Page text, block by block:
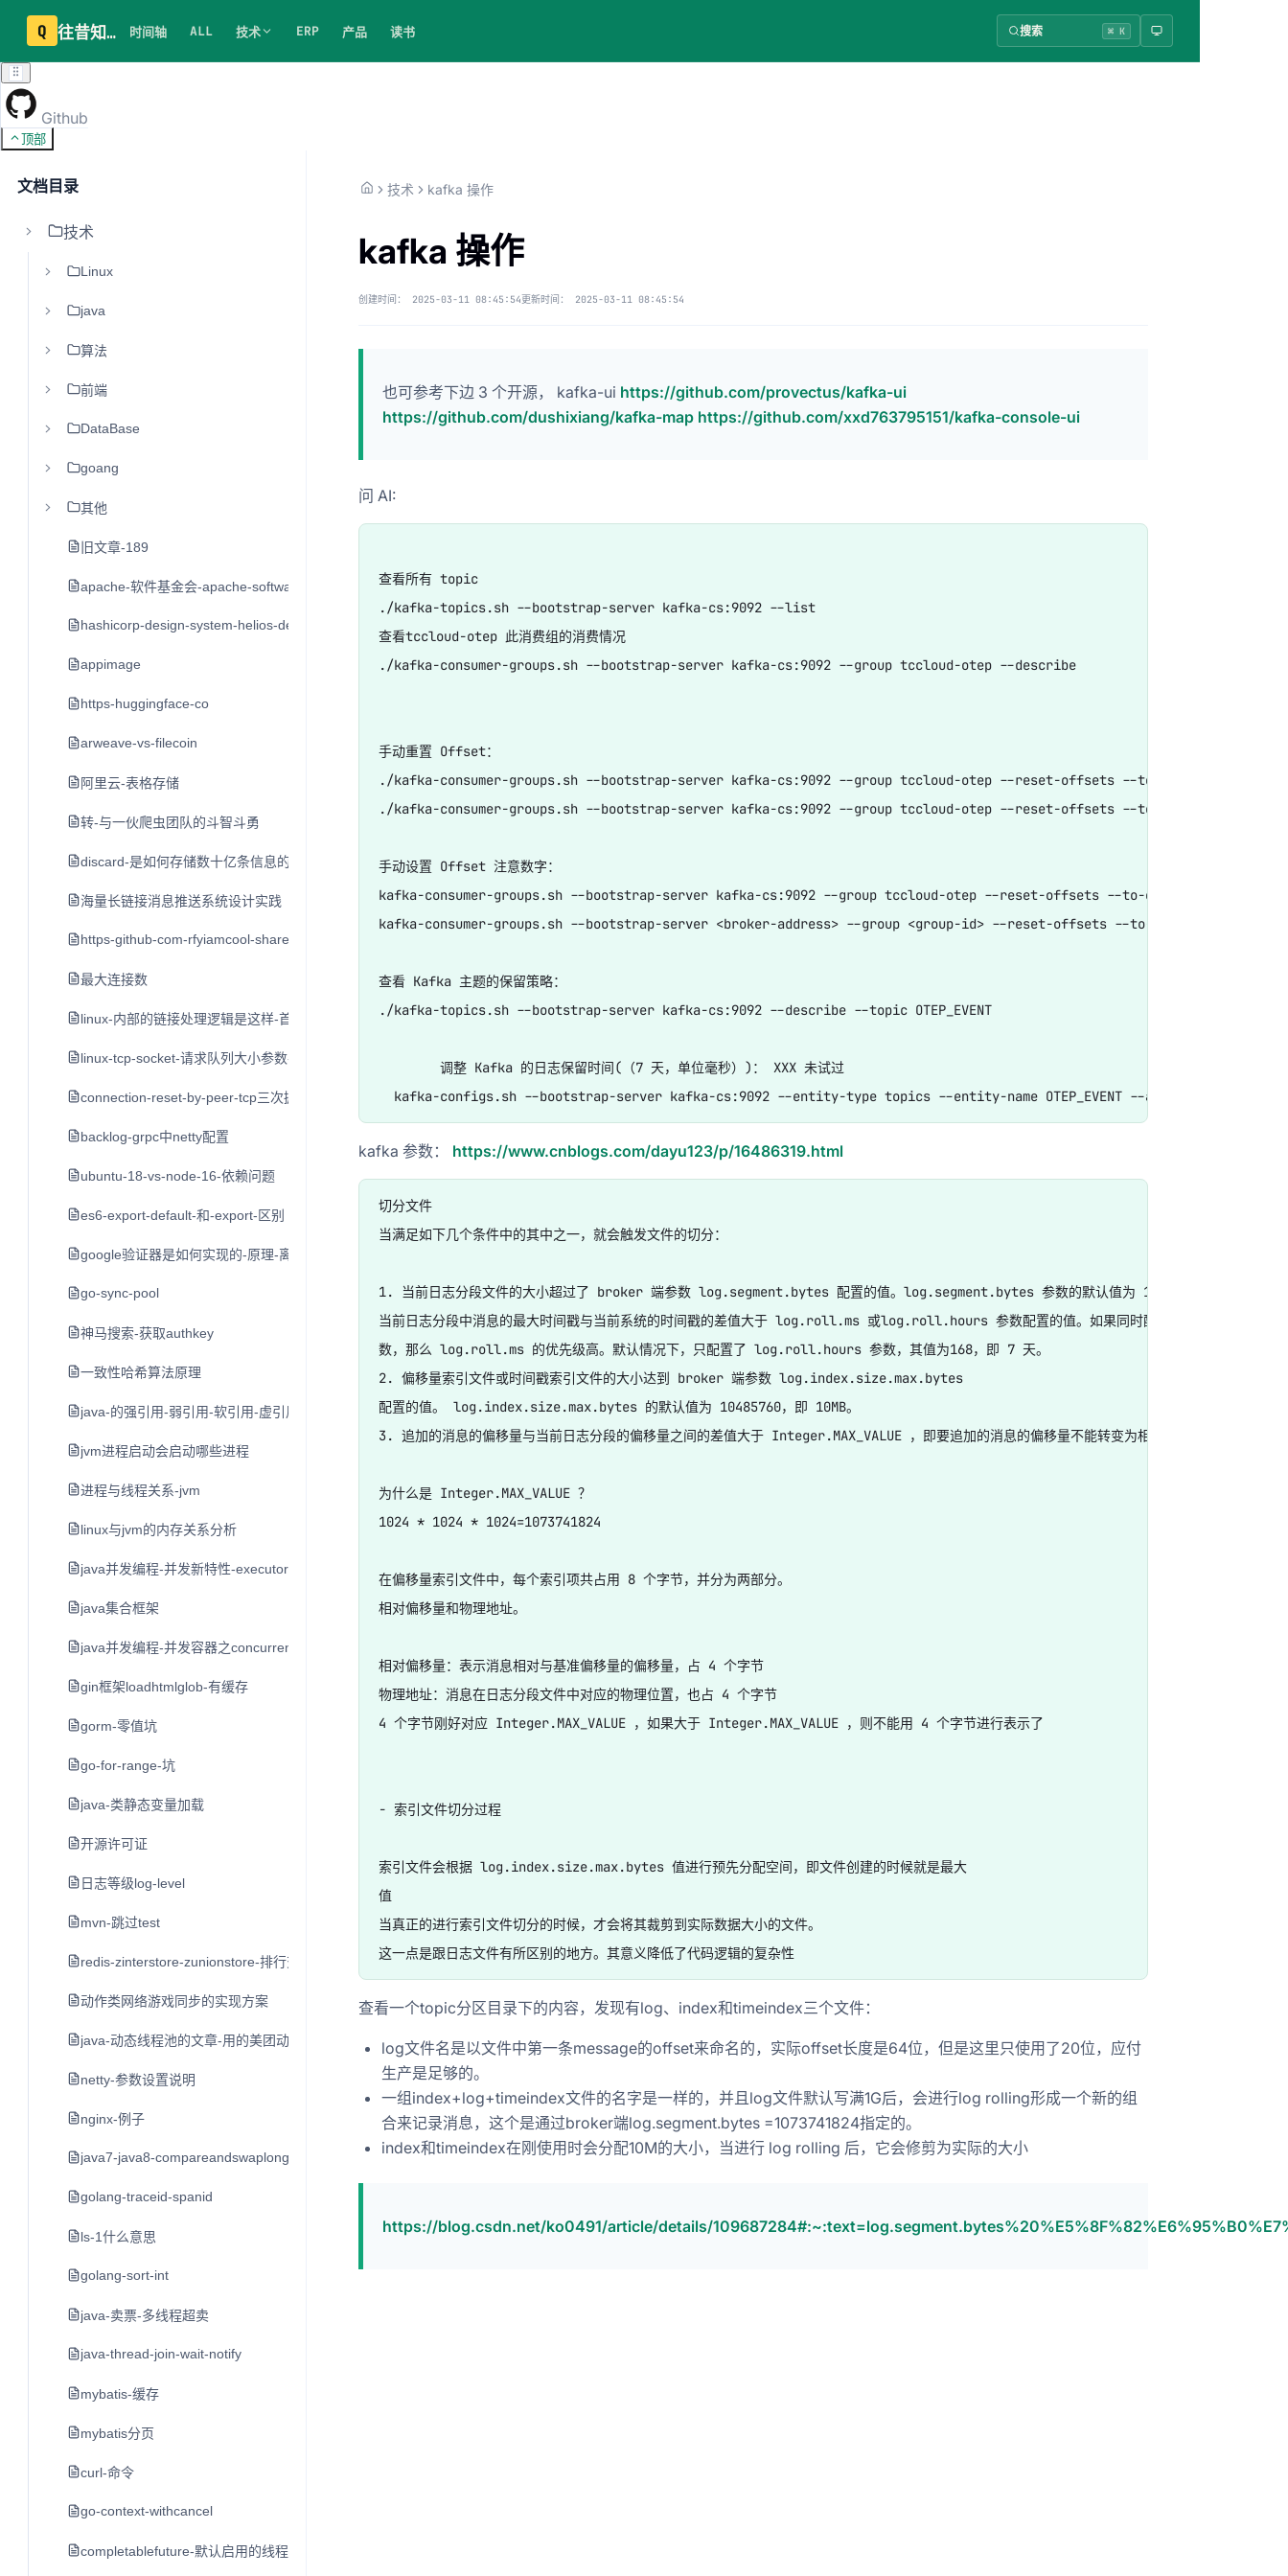
Q 往昔知识库 时间轴 ALL 技术 ERP 产品 读书 搜索 ⌘ K
Github
顶部
文档目录
技术
Linux
java
算法
前端
DataBase
goang
其他
旧文章-189
apache-软件基金会-apache-software-foundation-asf
hashicorp-design-system-helios-design-system
appimage
https-huggingface-co
arweave-vs-filecoin
阿里云-表格存储
转-与一伙爬虫团队的斗智斗勇
discard-是如何存储数十亿条信息的-by-bo-ingram-cointime
海量长链接消息推送系统设计实践
https-github-com-rfyiamcool-share-ppt
最大连接数
linux-内部的链接处理逻辑是这样-首先接到-syn-后-创立一个-sock-放入半连接队列-然后回复-syn-ack-三次握手完毕后-放入全链接队列-ac
linux-tcp-socket-请求队列大小参数-backlog
connection-reset-by-peer-tcp三次握手后服务端发送rst
backlog-grpc中netty配置
ubuntu-18-vs-node-16-依赖问题
es6-export-default-和-export-区别
google验证器是如何实现的-原理-离线使用
go-sync-pool
神马搜索-获取authkey
一致性哈希算法原理
java-的强引用-弱引用-软引用-虚引用
jvm进程启动会启动哪些进程
进程与线程关系-jvm
linux与jvm的内存关系分析
java并发编程-并发新特性-executor框架与线程池
java集合框架
java并发编程-并发容器之concurrenthashmap
gin框架loadhtmlglob-有缓存
gorm-零值坑
go-for-range-坑
java-类静态变量加载
开源许可证
日志等级log-level
mvn-跳过test
redis-zinterstore-zunionstore-排行交集并集
动作类网络游戏同步的实现方案
java-动态线程池的文章-用的美团动态线程池
netty-参数设置说明
nginx-例子
java7-java8-compareandswaplong-longadder
golang-traceid-spanid
ls-1什么意思
golang-sort-int
java-卖票-多线程超卖
java-thread-join-wait-notify
mybatis-缓存
mybatis分页
curl-命令
go-context-withcancel
completablefuture-默认启用的线程池
技术 kafka 操作
kafka 操作
创建时间： 2025-03-11 08:45:54更新时间： 2025-03-11 08:45:54
也可参考下边 3 个开源， kafka-ui https://github.com/provectus/kafka-ui
https://github.com/dushixiang/kafka-map https://github.com/xxd763795151/kafka-console-ui
问 AI:
查看所有 topic
./kafka-topics.sh --bootstrap-server kafka-cs:9092 --list
查看tccloud-otep 此消费组的消费情况
./kafka-consumer-groups.sh --bootstrap-server kafka-cs:9092 --group tccloud-otep --describe
手动重置 Offset：
./kafka-consumer-groups.sh --bootstrap-server kafka-cs:9092 --group tccloud-otep --reset-offsets --to-latest --execute
./kafka-consumer-groups.sh --bootstrap-server kafka-cs:9092 --group tccloud-otep --reset-offsets --to-earliest-xxx --
手动设置 Offset 注意数字：
kafka-consumer-groups.sh --bootstrap-server kafka-cs:9092 --group tccloud-otep --reset-offsets --to-offset xxxooo --
kafka-consumer-groups.sh --bootstrap-server <broker-address> --group <group-id> --reset-offsets --to-offset <offset>
查看 Kafka 主题的保留策略：
./kafka-topics.sh --bootstrap-server kafka-cs:9092 --describe --topic OTEP_EVENT
kafka 参数： https://www.cnblogs.com/dayu123/p/16486319.html
切分文件
当满足如下几个条件中的其中之一，就会触发文件的切分：
1. 当前日志分段文件的大小超过了 broker 端参数 log.segment.bytes 配置的值。log.segment.bytes 参数的默认值为 1073741824，即 1GB
当前日志分段中消息的最大时间戳与当前系统的时间戳的差值大于 log.roll.ms 或log.roll.hours 参数配置的值。如果同时配置了
数，那么 log.roll.ms 的优先级高。默认情况下，只配置了 log.roll.hours 参数，其值为168，即 7 天。
2. 偏移量索引文件或时间戳索引文件的大小达到 broker 端参数 log.index.size.max.bytes
配置的值。 log.index.size.max.bytes 的默认值为 10485760，即 10MB。
3. 追加的消息的偏移量与当前日志分段的偏移量之间的差值大于 Integer.MAX_VALUE ，即要追加的消息的偏移量不能转变为相对偏移量
为什么是 Integer.MAX_VALUE ？
1024 * 1024 * 1024=1073741824
在偏移量索引文件中，每个索引项共占用 8 个字节，并分为两部分。
相对偏移量和物理地址。
相对偏移量：表示消息相对与基准偏移量的偏移量，占 4 个字节
物理地址：消息在日志分段文件中对应的物理位置，也占 4 个字节
4 个字节刚好对应 Integer.MAX_VALUE ，如果大于 Integer.MAX_VALUE ，则不能用 4 个字节进行表示了
- 索引文件切分过程
索引文件会根据 log.index.size.max.bytes 值进行预先分配空间，即文件创建的时候就是最大
值
当真正的进行索引文件切分的时候，才会将其裁剪到实际数据大小的文件。
查看一个topic分区目录下的内容，发现有log、index和timeindex三个文件：
log文件名是以文件中第一条message的offset来命名的，实际offset长度是64位，但是这里只使用了20位，应付
生产是足够的。
一组index+log+timeindex文件的名字是一样的，并且log文件默认写满1G后，会进行log rolling形成一个新的组
合来记录消息，这个是通过broker端log.segment.bytes =1073741824指定的。
index和timeindex在刚使用时会分配10M的大小，当进行 log rolling 后，它会修剪为实际的大小
https://blog.csdn.net/ko0491/article/details/